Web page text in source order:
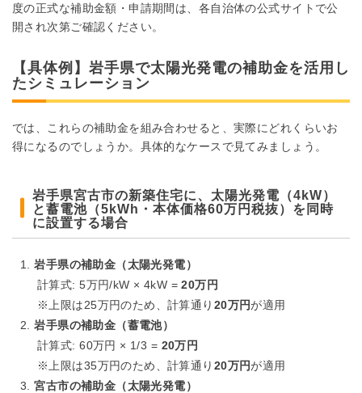
度の正式な補助金額・申請期間は、各自治体の公式サイトで公
開され次第ご確認ください。
【具体例】岩手県で太陽光発電の補助金を活用し
たシミュレーション
では、これらの補助金を組み合わせると、実際にどれくらいお
得になるのでしょうか。具体的なケースで見てみましょう。
岩手県宮古市の新築住宅に、太陽光発電（4kW）
と蓄電池（5kWh・本体価格60万円税抜）を同時
に設置する場合
岩手県の補助金（太陽光発電）
計算式: 5万円/kW × 4kW =20万円
※上限は25万円のため、計算通り 20万円が適用
岩手県の補助金（蓄電池）
計算式: 60万円 × 1/3 = 20万円
※上限は35万円のため、計算通り 20万円が適用
宮古市の補助金（太陽光発電）